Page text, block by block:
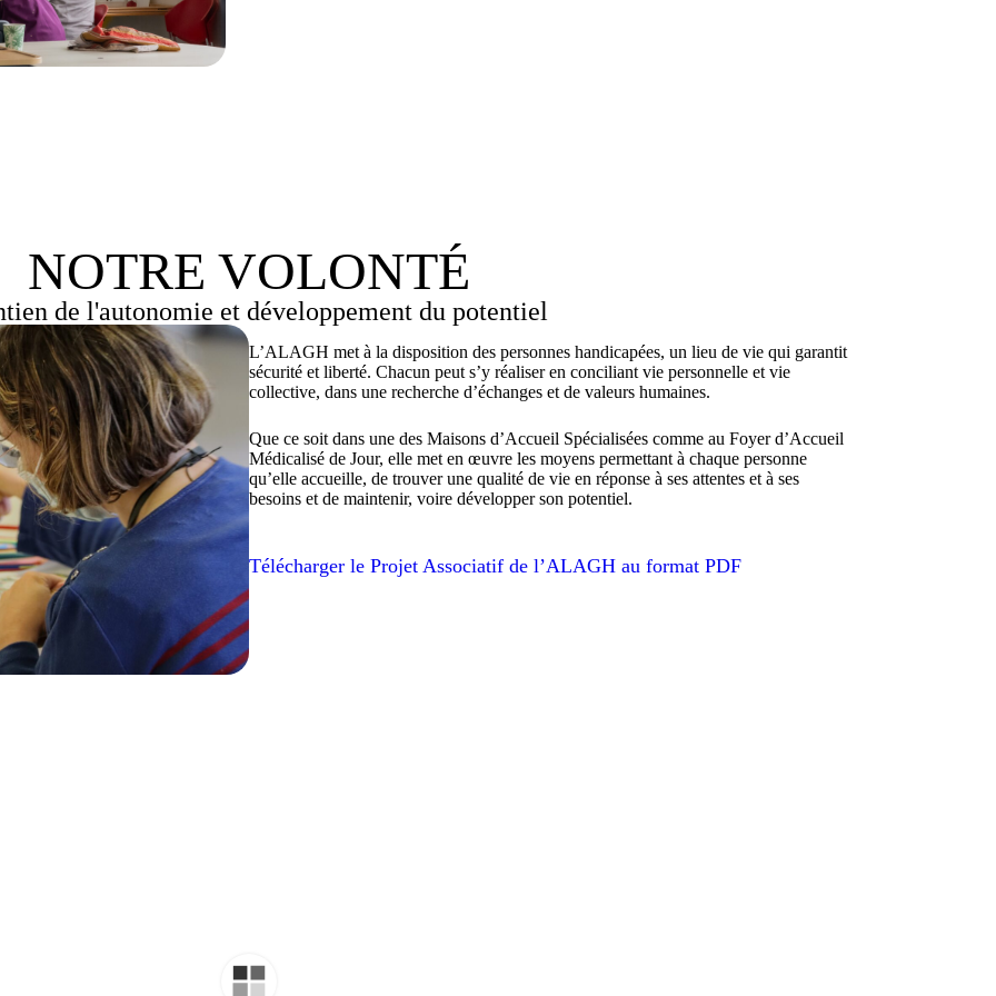
NOTRE VOLONTÉ
de l'autonomie et développement du potentiel
L’ALAGH met à la disposition des personnes handicapées, un lieu de vie qui garantit
sécurité et liberté. Chacun peut s’y réaliser en conciliant vie personnelle et vie
collective, dans une recherche d’échanges et de valeurs humaines.
Que ce soit dans une des Maisons d’Accueil Spécialisées comme au Foyer d’Accueil
Médicalisé de Jour, elle met en œuvre les moyens permettant à chaque personne
qu’elle accueille, de trouver une qualité de vie en réponse à ses attentes et à ses
besoins et de maintenir, voire développer son potentiel.
Télécharger le Projet Associatif de l’ALAGH au format PDF